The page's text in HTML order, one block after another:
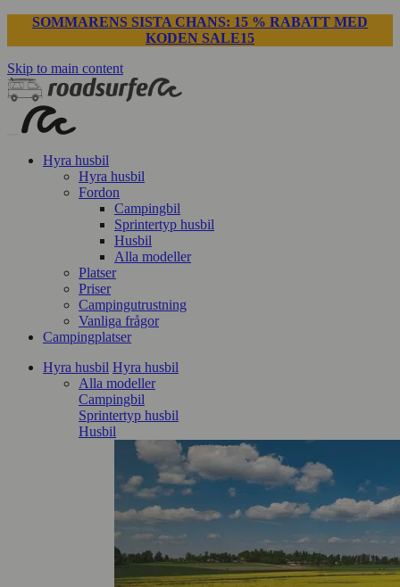
SOMMARENS SISTA CHANS: 15 % RABATT MED
KODEN SALE15
Skip to main content
Hyra husbil
Hyra husbil
Fordon
Campingbil
Sprintertyp husbil
Husbil
Alla modeller
Platser
Priser
Campingutrustning
Vanliga frågor
Campingplatser
Hyra husbil Hyra husbil
Alla modeller
Campingbil
Sprintertyp husbil
Husbil